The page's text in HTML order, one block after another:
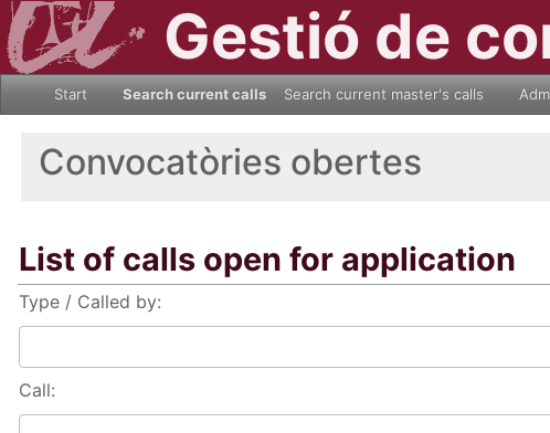
Gestió de
Start Search current calls Search current master's calls
Convocatòries obertes
List of calls open for application
Type / Called by:
Call: